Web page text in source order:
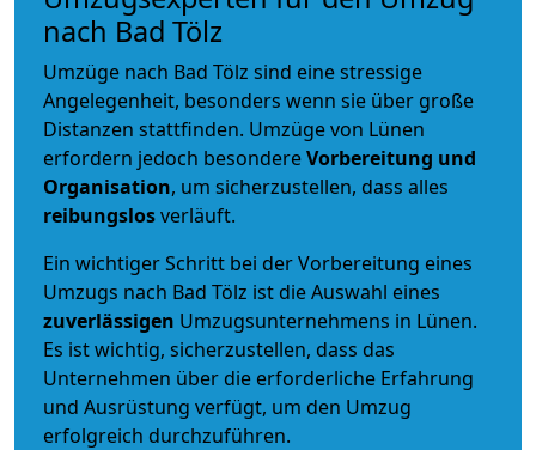
nach Bad Tölz
Umzüge nach Bad Tölz sind eine stressige
Angelegenheit, besonders wenn sie über große
Distanzen stattfinden. Umzüge von Lünen
erfordern jedoch besondereVorbereitung und
Organisation, um sicherzustellen, dass alles
reibungslosverläuft.
Ein wichtiger Schritt bei der Vorbereitung eines
Umzugs nach Bad Tölz ist die Auswahl eines
zuverlässigen Umzugsunternehmens in Lünen.
Es ist wichtig, sicherzustellen, dass das
Unternehmen über die erforderliche Erfahrung
und Ausrüstung verfügt, um den Umzug
erfolgreich durchzuführen.